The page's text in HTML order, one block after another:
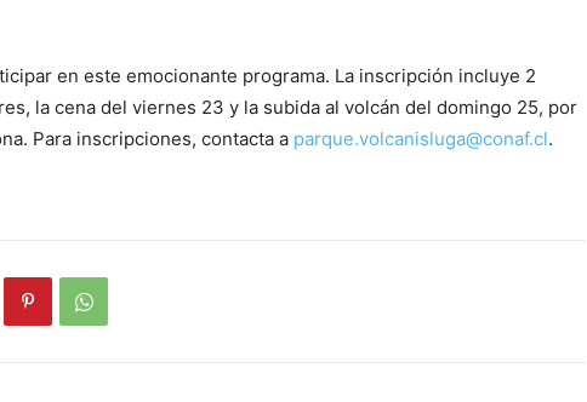
en este emocionante programa. La inscripción incluye 2
la cena del viernes 23 y la subida al volcán del domingo 25, por
Para inscripciones, contacta a parque.volcanisluga@conaf.cl.